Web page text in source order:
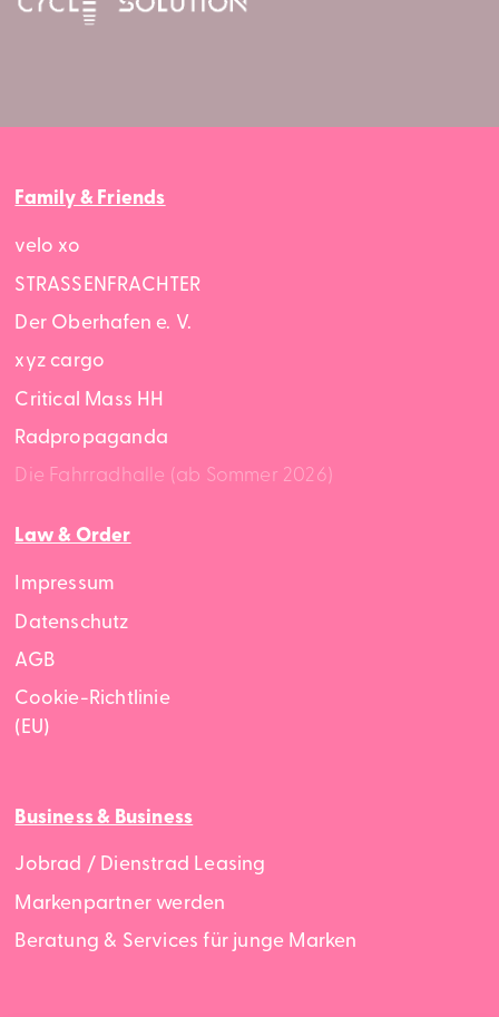
Family & Friends
velo xo
STRASSENFRACHTER
Der Oberhafen e. V.
xyz cargo
Critical Mass HH
Radpropaganda
Die Fahrradhalle (ab Sommer 2026)
Law & Order
Impressum
Datenschutz
AGB
Cookie-Richtlinie
(EU)
Business & Business
Jobrad / Dienstrad Leasing
Markenpartner werden
Beratung & Services für junge Marken